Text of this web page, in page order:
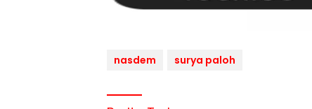
nasdem surya paloh